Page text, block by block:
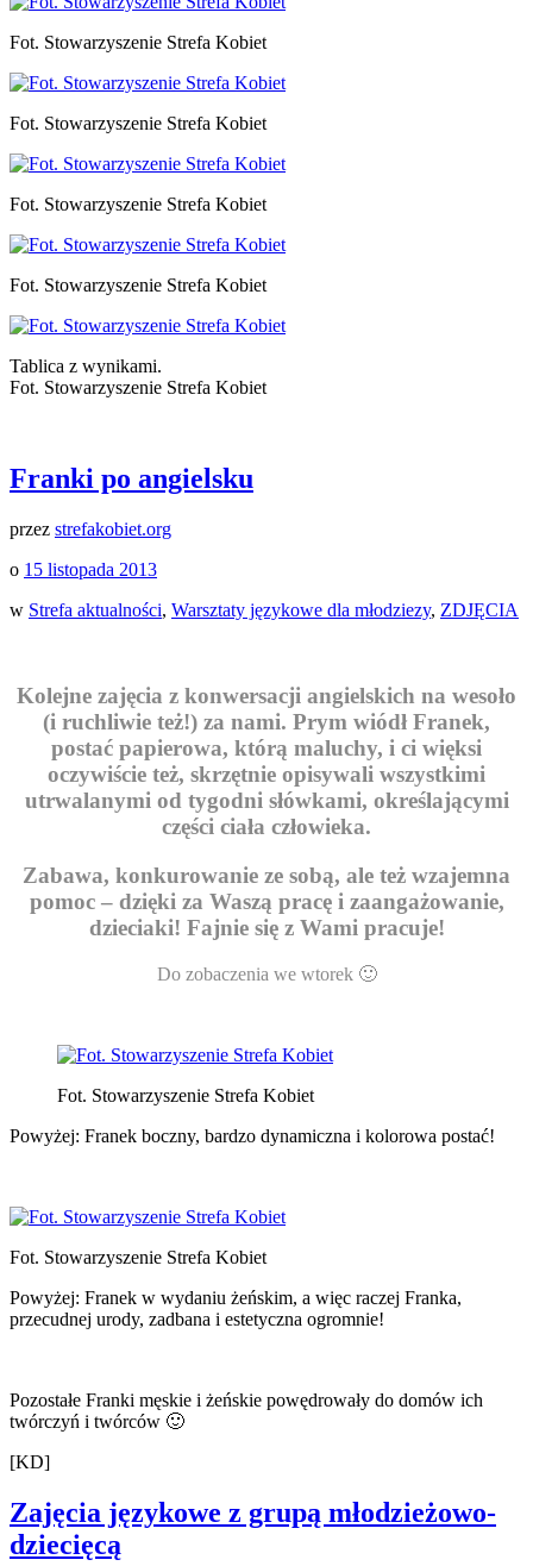
Fot. Stowarzyszenie Strefa Kobiet
Fot. Stowarzyszenie Strefa Kobiet
Fot. Stowarzyszenie Strefa Kobiet
Fot. Stowarzyszenie Strefa Kobiet
Tablica z wynikami.
Fot. Stowarzyszenie Strefa Kobiet
Franki po angielsku
przez strefakobiet.org
o 15 listopada 2013
w Strefa aktualności, Warsztaty językowe dla młodziezy, ZDJĘCIA
Kolejne zajęcia z konwersacji angielskich na wesoło
(i ruchliwie też!) za nami. Prym wiódł Franek,
postać papierowa, którą maluchy, i ci więksi
oczywiście też, skrzętnie opisywali wszystkimi
utrwalanymi od tygodni słówkami, określającymi
części ciała człowieka.
Zabawa, konkurowanie ze sobą, ale też wzajemna
pomoc – dzięki za Waszą pracę i zaangażowanie,
dzieciaki! Fajnie się z Wami pracuje!
Do zobaczenia we wtorek 🙂
Fot. Stowarzyszenie Strefa Kobiet
Powyżej: Franek boczny, bardzo dynamiczna i kolorowa postać!
Fot. Stowarzyszenie Strefa Kobiet
Powyżej: Franek w wydaniu żeńskim, a więc raczej Franka,
przecudnej urody, zadbana i estetyczna ogromnie!
Pozostałe Franki męskie i żeńskie powędrowały do domów ich
twórczyń i twórców 🙂
[KD]
Zajęcia językowe z grupą młodzieżowo-
dziecięcą